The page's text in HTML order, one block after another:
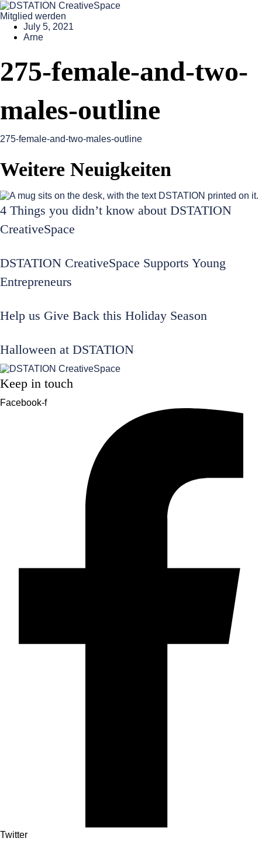
Mitglied werden
July 5, 2021
Arne
275-female-and-two-
males-outline
275-female-and-two-males-outline
Weitere Neuigkeiten
4 Things you didn’t know about DSTATION
CreativeSpace
DSTATION CreativeSpace Supports Young
Entrepreneurs
Help us Give Back this Holiday Season
Halloween at DSTATION
Keep in touch
Facebook-f
Twitter